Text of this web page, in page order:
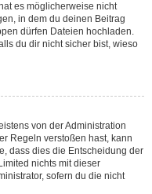
es möglicherweise nicht
in dem du deinen Beitrag
dürfen Dateien hochladen.
du dir nicht sicher bist, wieso
von der Administration
Regeln verstoßen hast, kann
dass dies die Entscheidung der
nichts mit dieser
sofern du die nicht